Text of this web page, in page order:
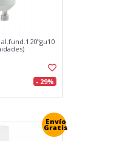
- 29%
Envío
Gratis